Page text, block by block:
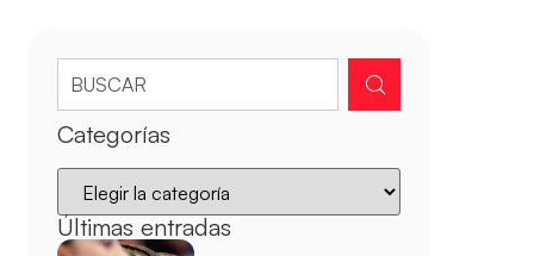
Categorías
Últimas entradas